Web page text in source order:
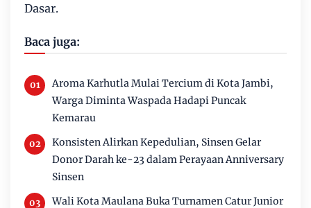
Dasar.
Baca juga:
Aroma Karhutla Mulai Tercium di Kota Jambi,
Warga Diminta Waspada Hadapi Puncak
Kemarau
Konsisten Alirkan Kepedulian, Sinsen Gelar
Donor Darah ke-23 dalam Perayaan Anniversary
Sinsen
Wali Kota Maulana Buka Turnamen Catur Junior